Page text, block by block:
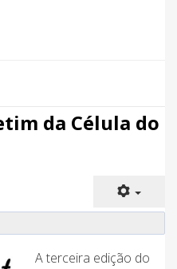
da Célula do
A terceira edição do